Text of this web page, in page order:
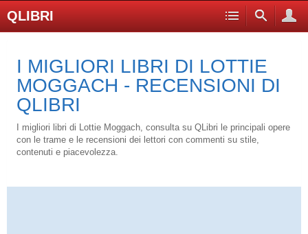
QLIBRI
I MIGLIORI LIBRI DI LOTTIE
MOGGACH - RECENSIONI DI
QLIBRI
I migliori libri di Lottie Moggach, consulta su QLibri le principali opere
con le trame e le recensioni dei lettori con commenti su stile,
contenuti e piacevolezza.